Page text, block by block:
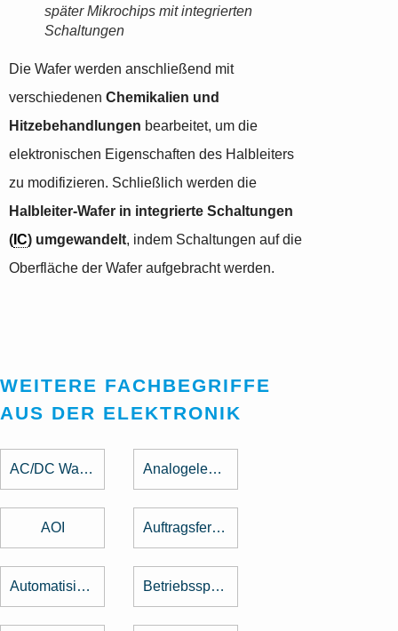
später Mikrochips mit integrierten
Schaltungen
Die Wafer werden anschließend mit
verschiedenen Chemikalien und
Hitzebehandlungen bearbeitet, um die
elektronischen Eigenschaften des Halbleiters
zu modifizieren. Schließlich werden die
Halbleiter-Wafer in integrierte Schaltungen
( IC) umgewandelt, indem Schaltungen auf die
Oberfläche der Wafer aufgebracht werden.
WEITERE FACHBEGRIFFE
AUS DER ELEKTRONIK
AC/DC Wandler Analogelektronik
AOI Auftragsfertigung
Automatisierung Betriebsspannung